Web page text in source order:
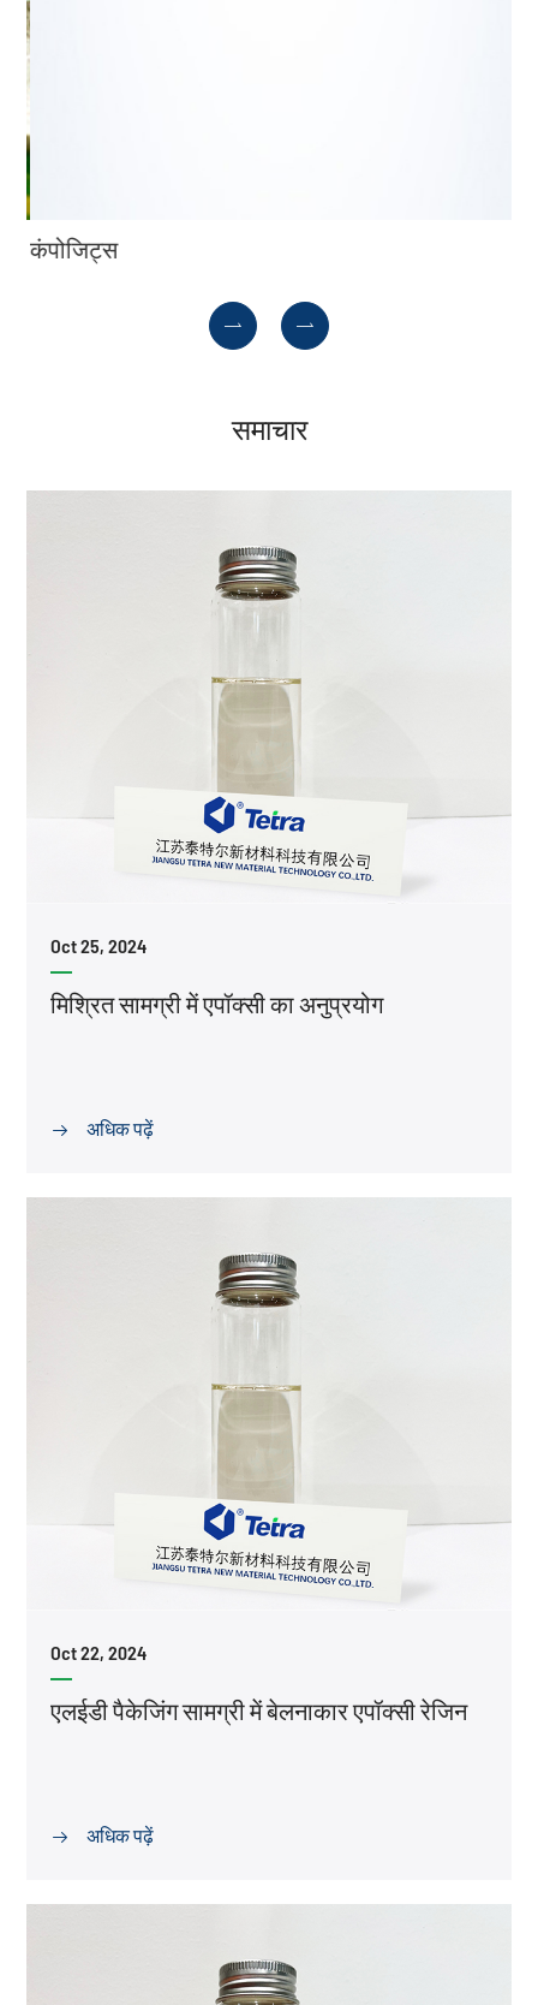
कंपोजिट्स
 
समाचार
Oct 25, 2024
मिश्रित सामग्री में एपॉक्सी का अनुप्रयोग
 अधिक पढ़ें
Oct 22, 2024
एलईडी पैकेजिंग सामग्री में बेलनाकार एपॉक्सी रेजिन
 अधिक पढ़ें